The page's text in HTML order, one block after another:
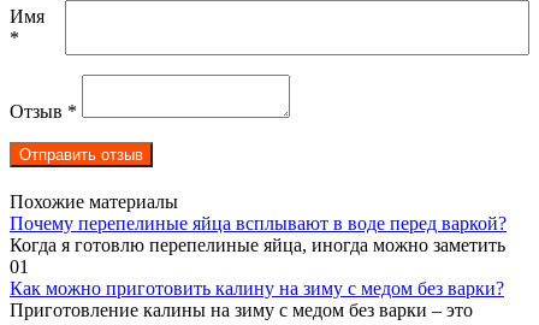
Имя
*
Отзыв *
Похожие материалы
Почему перепелиные яйца всплывают в воде перед варкой?
Когда я готовлю перепелиные яйца, иногда можно заметить
01
Как можно приготовить калину на зиму с медом без варки?
Приготовление калины на зиму с медом без варки – это